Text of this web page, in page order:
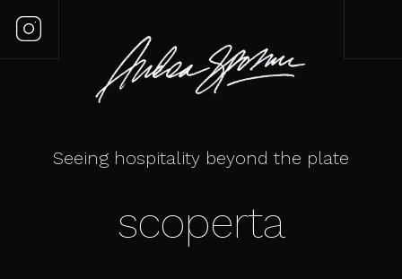
Seeing hospitality beyond the plate
scoperta